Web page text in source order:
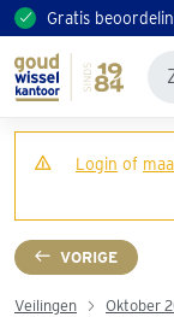
Gratis
Login of
VORIGE
Veilingen Oktober